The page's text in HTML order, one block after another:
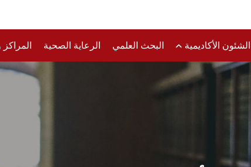
الشئون الأكاديمية البحث العلمي الرعاية الصحية